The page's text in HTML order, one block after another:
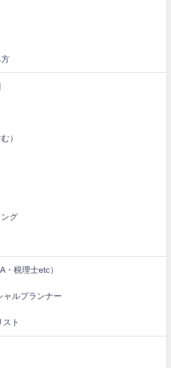
）
グ
・税理士etc）
ャルプランナー
スト